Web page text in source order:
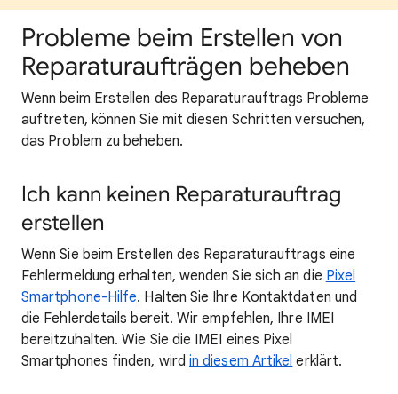
Probleme beim Erstellen von
Reparaturaufträgen beheben
Wenn beim Erstellen des Reparaturauftrags Probleme
auftreten, können Sie mit diesen Schritten versuchen,
das Problem zu beheben.
Ich kann keinen Reparaturauftrag
erstellen
Wenn Sie beim Erstellen des Reparaturauftrags eine
Fehlermeldung erhalten, wenden Sie sich an die Pixel
Smartphone-Hilfe. Halten Sie Ihre Kontaktdaten und
die Fehlerdetails bereit. Wir empfehlen, Ihre IMEI
bereitzuhalten. Wie Sie die IMEI eines Pixel
Smartphones finden, wirdin diesem Artikel erklärt.